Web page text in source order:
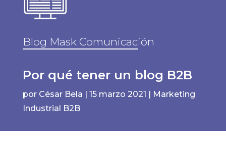
Blog Mask Comunicación
Por qué tener un blog B2B
por César Bela 15 marzo 2021
Marketing
Industrial B2B